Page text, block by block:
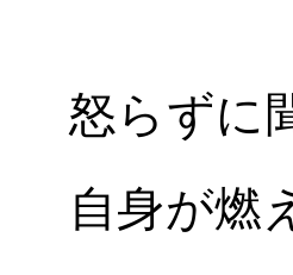
怒らずに
自身が燃